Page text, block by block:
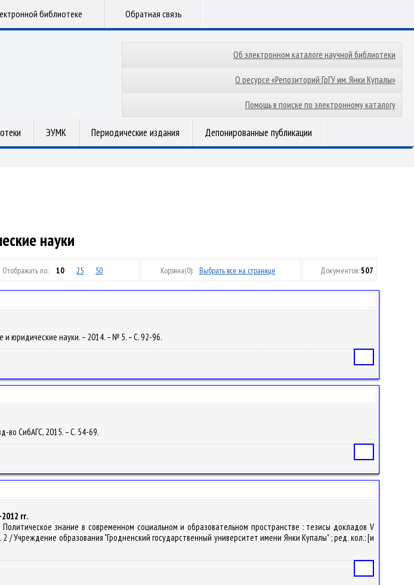
библиотеке Обратная связь
Об электронном каталоге научной библиотеки
О ресурсе «Репозиторий ГрГУ им. Янки Купалы»
Помощь в поиске по электронному каталогу
ЭУМК Периодические издания Депонированные публикации
науки
Отображать по: 10 25 50 Корзина(0): Выбрать все на странице Документов:507
и юридические науки. – 2014. – № 5. – С. 92-96.
во СибАГС, 2015. – С. 54-69.
гг.
знание в современном социальном и образовательном пространстве : тезисы докладов V
Учреждение образования "Гродненский государственный университет имени Янки Купалы" ; ред. кол.: [и